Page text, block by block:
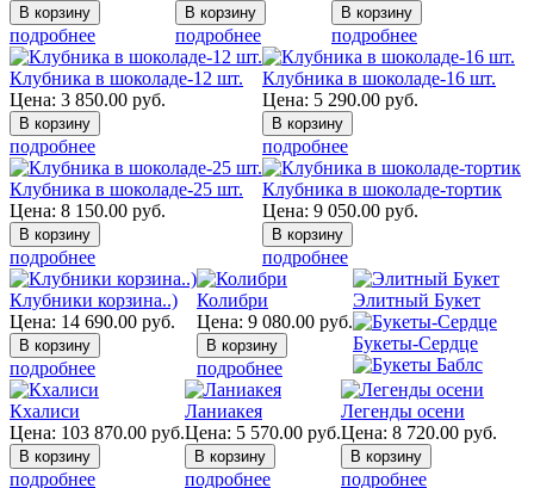
подробнее подробнее подробнее
Клубника в шоколаде-12 шт.
Цена: 3 850.00 руб.
подробнее
Клубника в шоколаде-16 шт.
Цена: 5 290.00 руб.
подробнее
Клубника в шоколаде-25 шт.
Цена: 8 150.00 руб.
подробнее
Клубника в шоколаде-тортик
Цена: 9 050.00 руб.
подробнее
Клубники корзина..)
Цена: 14 690.00 руб.
подробнее
Колибри
Цена: 9 080.00 руб.
подробнее
Кхалиси
Цена: 103 870.00 руб.
подробнее
Ланиакея
Цена: 5 570.00 руб.
подробнее
Легенды осени
Цена: 8 720.00 руб.
подробнее
Элитный Букет
Букеты-Сердце